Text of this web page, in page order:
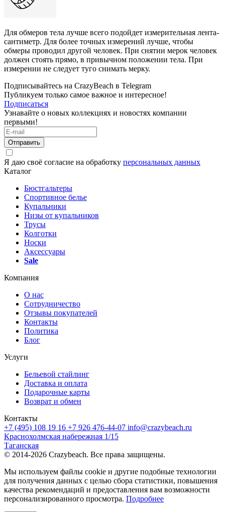
Для обмеров тела лучше всего подойдет измерительная лента-
сантиметр. Для более точных измерений лучше, чтобы
обмеры проводил другой человек. При снятии мерок человек
должен стоять прямо, в привычном положении тела. При
измерении не следует туго снимать мерку.
Подписывайтесь на CrazyBeach в Telegram
Публикуем только самое важное и интересное!
Подписаться
Узнавайте о новых коллекциях и новостях компании
первыми!
Отправить
Я даю своё согласие на обработку персональных данных
Каталог
Бюстгальтеры
Спортивное белье
Купальники
Низы от купальников
Трусы
Колготки
Носки
Аксессуары
Sale
Компания
О нас
Сотрудничество
Отзывы покупателей
Контакты
Политика
Блог
Услуги
Бельевой стайлинг
Доставка и оплата
Подарочные карты
Возврат и обмен
Контакты
+7 (495) 108 19 16 +7 926 476-44-07 info@crazybeach.ru
Краснохолмская набережная 1/15
Таганская
© 2014-2026 Crazybeach. Все права защищены.
Мы используем файлы cookie и другие подобные технологии
для получения данных с целью сбора статистики, повышения
качества рекомендаций и предоставления вам возможности
персонализированного просмотра. Подробнее